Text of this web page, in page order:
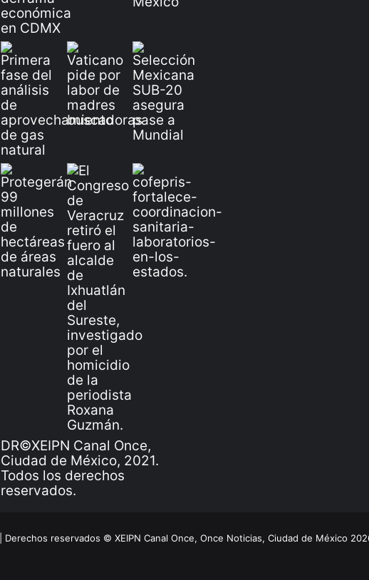
DR©XEIPN Canal Once,
Ciudad de México, 2021.
Todos los derechos
reservados.
Derechos reservados © XEIPN Canal Once, Once Noticias, Ciudad de México